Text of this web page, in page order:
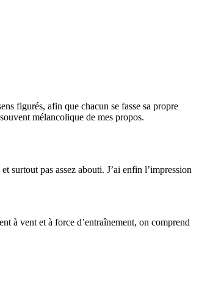
figurés, afin que chacun se fasse sa propre
mélancolique de mes propos.
surtout pas assez abouti. J’ai enfin l’impression
à vent et à force d’entraînement, on comprend